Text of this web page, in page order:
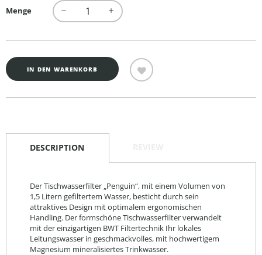
Menge
− +
IN DEN WARENKORB
DESCRIPTION
Der Tischwasserfilter „Penguin“, mit einem Volumen von
1,5 Litern gefiltertem Wasser, besticht durch sein
attraktives Design mit optimalem ergonomischen
Handling. Der formschöne Tischwasserfilter verwandelt
mit der einzigartigen BWT Filtertechnik Ihr lokales
Leitungswasser in geschmackvolles, mit hochwertigem
Magnesium mineralisiertes Trinkwasser.